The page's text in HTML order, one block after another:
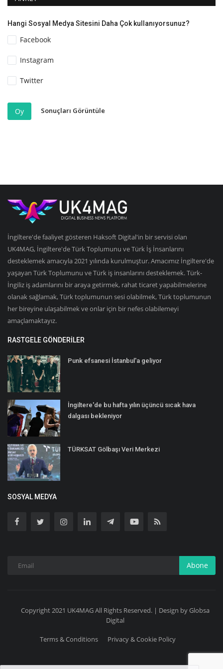
Hangi Sosyal Medya Sitesini Daha Çok kullanıyorsunuz?
Facebook
Instagram
Twitter
Oy Sonuçları Görüntüle
İngiltere'de faaliyet gösteren Haksoft Digital'in bir servisi olan
UK4MAG, İngiltere'de Türk Toplumunu ve Türk İş İnsanlarını
desteklemek amacıyla 2021 yılında kurulmuştur. Amacımız İngiltere'de
yaşayan Türk Toplumunu ve Türk iş insanlarını desteklemek. Türk-
İngiliz iş adamlarını bir araya getirmek, rahat ticaret yapabilmelerine
olanak sağlamak, Türk toplumunun sesi olabilmek, Türk toplumunun
her bireyine ulaşabilmek ve onlar için bir nefes olabilemeyi
amaçlamaktayız.
RASTGELE GÖNDERILER
Punk efsanesi İstanbul'a geliyor
İngiltere'de bu hafta yılın üçüncü sıcak hava
dalgası bekleniyor
TÜRKSAT Gölbaşı Veri Merkezi
SOSYAL MEDYA
Abone
Copyright 2021 UK4MAG All Rights Reserved. | Design by Globsa
Digital
Terms & Conditions Privacy & Cookie Policy